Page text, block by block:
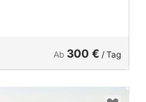
Ab 300 € / Tag